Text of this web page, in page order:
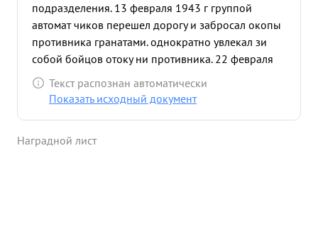
подразделения. 13 февраля 1943 г группой
автомат чиков перешел дорогу и забросал окопы
противника гранатами. однократно увлекал зи
собой бойцов отоку ни противника. 22 февраля
1943 года пробравшись 12 дороге двумя
автоматчиками уничтожил 3 огневых точки
Текст распознан автоматически
Показать исходный документ
Наградной лист